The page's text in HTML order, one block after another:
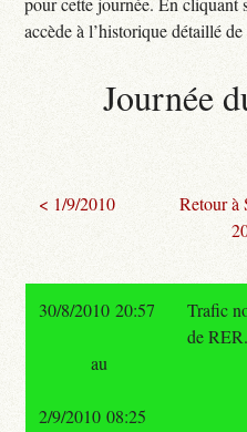
accède à l’historique détaillé
Journée
< 1/9/2010
Retour à
30/8/2010 20:57
Trafic
de RER.
au
2/9/2010 08:25